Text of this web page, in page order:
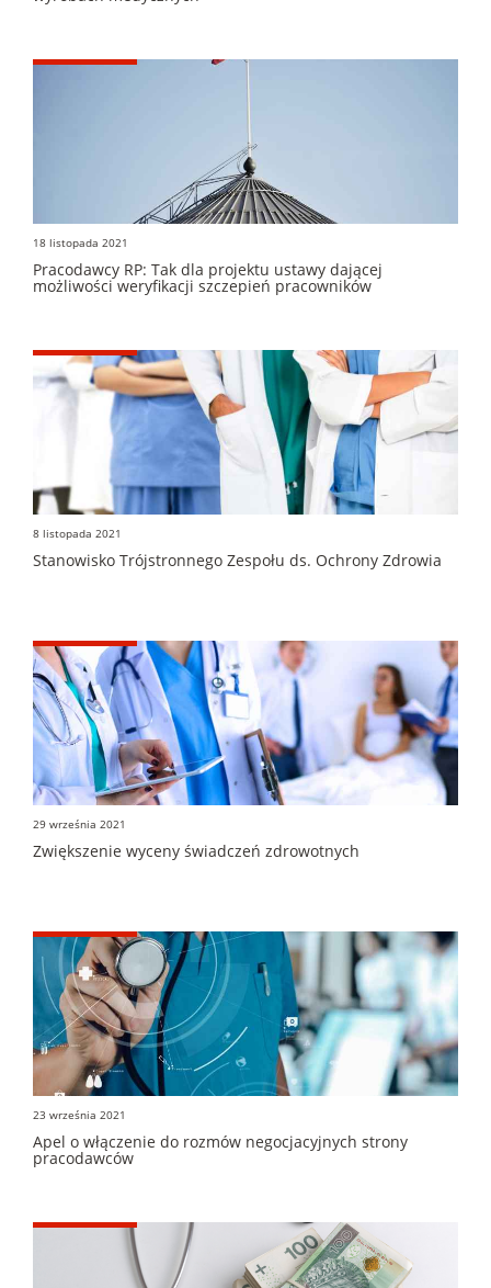
18 listopada 2021
Pracodawcy RP: Tak dla projektu ustawy dającej
możliwości weryfikacji szczepień pracowników
8 listopada 2021
Stanowisko Trójstronnego Zespołu ds. Ochrony Zdrowia
29 września 2021
Zwiększenie wyceny świadczeń zdrowotnych
23 września 2021
Apel o włączenie do rozmów negocjacyjnych strony
pracodawców